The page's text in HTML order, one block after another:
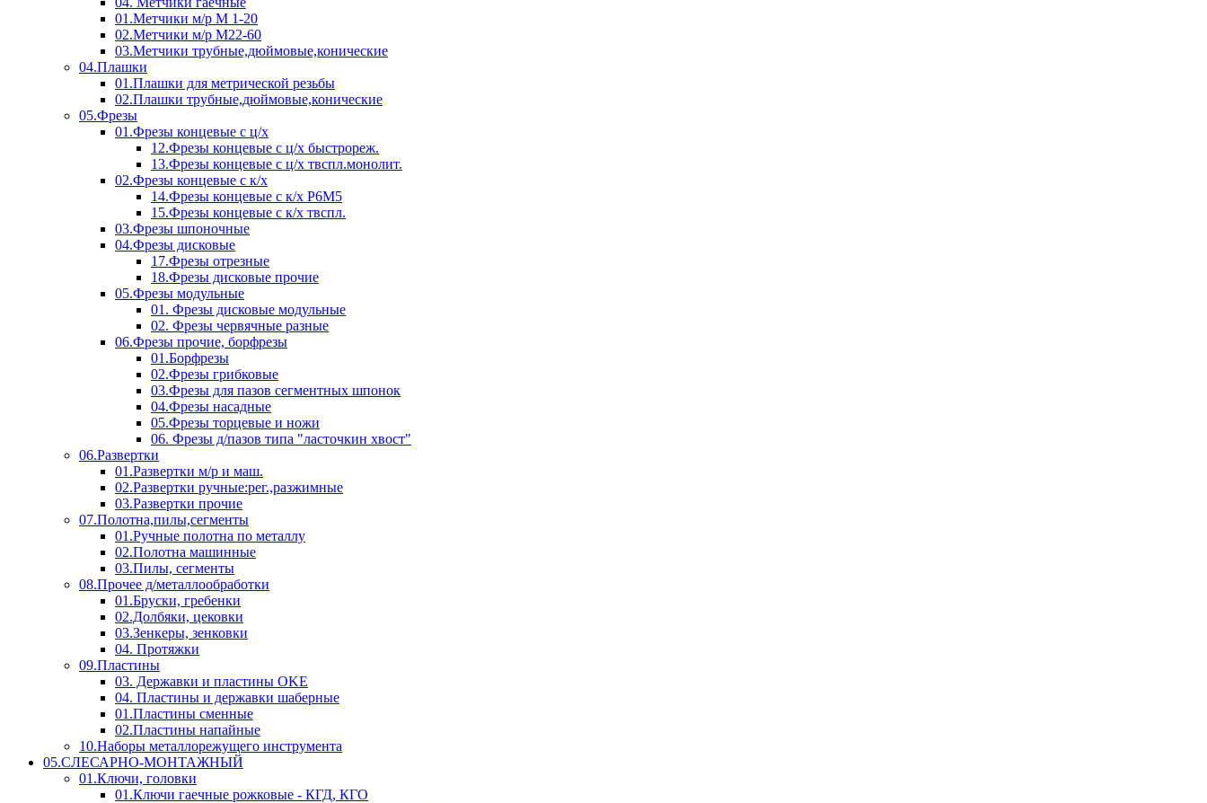
01.Метчики м/р М 1-20
02.Метчики м/р М22-60
03.Метчики трубные,дюймовые,конические
04.Плашки
01.Плашки для метрической резьбы
02.Плашки трубные,дюймовые,конические
05.Фрезы
01.Фрезы концевые с ц/х
12.Фрезы концевые с ц/х быстрореж.
13.Фрезы концевые с ц/х твспл.монолит.
02.Фрезы концевые с к/х
14.Фрезы концевые с к/х Р6М5
15.Фрезы концевые с к/х твспл.
03.Фрезы шпоночные
04.Фрезы дисковые
17.Фрезы отрезные
18.Фрезы дисковые прочие
05.Фрезы модульные
01. Фрезы дисковые модульные
02. Фрезы червячные разные
06.Фрезы прочие, борфрезы
01.Борфрезы
02.Фрезы грибковые
03.Фрезы для пазов сегментных шпонок
04.Фрезы насадные
05.Фрезы торцевые и ножи
06. Фрезы д/пазов типа "ласточкин хвост"
06.Развертки
01.Развертки м/р и маш.
02.Развертки ручные:рег.,разжимные
03.Развертки прочие
07.Полотна,пилы,сегменты
01.Ручные полотна по металлу
02.Полотна машинные
03.Пилы, сегменты
08.Прочее д/металлообработки
01.Бруски, гребенки
02.Долбяки, цековки
03.Зенкеры, зенковки
04. Протяжки
09.Пластины
03. Державки и пластины OKE
04. Пластины и державки шаберные
01.Пластины сменные
02.Пластины напайные
10.Наборы металлорежущего инструмента
05.СЛЕСАРНО-МОНТАЖНЫЙ
01.Ключи, головки
01.Ключи гаечные рожковые - КГД, КГО